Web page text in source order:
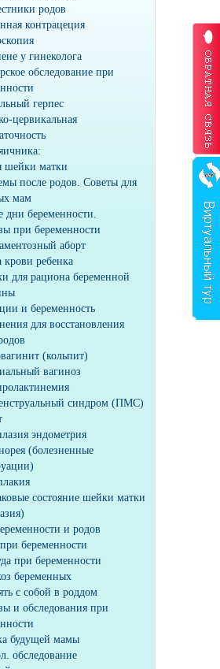
родов
контрацеция
у гинеколога
обследование при
герпес
цервикальная
шейки матки
после родов. Советы для
мам
дни беременности.
при беременности
аборт
крови ребенка
для рациона беременной
и беременность
для восстановления
(кольпит)
вагиноз
синдром (ПМС)
эндометрия
(болезненные
состояние шейки матки
и родов
беременности
при беременности
беременных
с собой в роддом
и обследования при
будущей мамы
обследование